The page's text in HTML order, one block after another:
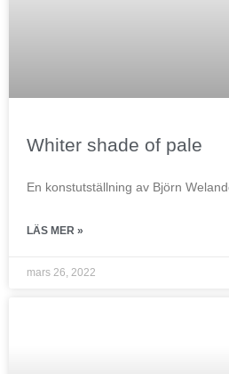
Whiter shade of pale
En konstutställning av Björn
LÄS MER »
mars 26, 2022